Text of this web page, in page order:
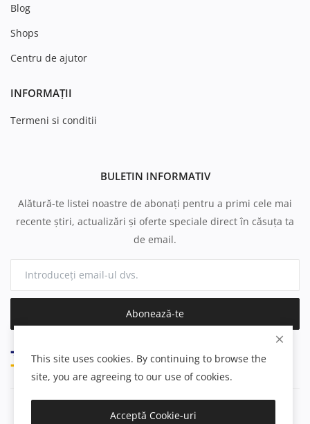
Blog
Shops
Centru de ajutor
INFORMAȚII
Termeni si conditii
BULETIN INFORMATIV
Alătură-te listei noastre de abonați pentru a primi cele mai
recente știri, actualizări și oferte speciale direct în căsuța ta
de email.
Abonează-te
Copyright 2025 canapea.ro- All Rights Reserved
This site uses cookies. By continuing to browse the
site, you are agreeing to our use of cookies.
Acceptă Cookie-uri